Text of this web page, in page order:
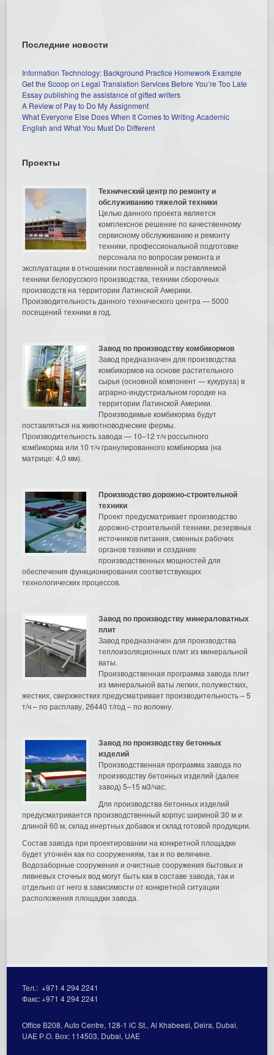
Последние новости
Information Technology: Background Practice Homework Example
Get the Scoop on Legal Translation Services Before You’re Too Late
Essay publishing the assistance of gifted writers
A Review of Pay to Do My Assignment
What Everyone Else Does When It Comes to Writing Academic
English and What You Must Do Different
Проекты
Технический центр по ремонту и
обслуживанию тяжелой техники
Целью данного проекта является
комплексное решение по качественному
сервисному обслуживанию и ремонту
техники, профессиональной подготовке
персонала по вопросам ремонта и
эксплуатации в отношении поставленной и поставляемой
техники белорусского производства, техники сборочных
производств на территории Латинской Америки.
Производительность данного технического центра — 5000
посещений техники в год.
Завод по производству комбикормов
Завод предназначен для производства
комбикормов на основе растительного
сырья (основной компонент — кукуруза) в
аграрно-индустриальном городке на
территории Латинской Америки.
Производимые комбикорма будут
поставляться на животноводческие фермы.
Производительность завода — 10–12 т/ч россыпного
комбикорма или 10 т/ч гранулированного комбикорма (на
матрице: 4,0 мм).
Производство дорожно-строительной
техники
Проект предусматривает производство
дорожно-строительной техники, резервных
источников питания, сменных рабочих
органов техники и создание
производственных мощностей для
обеспечения функционирования соответствующих
технологических процессов.
Завод по производству минераловатных
плит
Завод предназначен для производства
теплоизоляционных плит из минеральной
ваты.
Производственная программа завода плит
из минеральной ваты легких, полужестких,
жестких, сверхжестких предусматривает производительность – 5
т/ч – по расплаву, 26440 т/год – по волокну.
Завод по производству бетонных
изделий
Производственная программа завода по
производству бетонных изделий (далее
завод) 5–15 м3/час.
Для производства бетонных изделий
предусматривается производственный корпус шириной 30 м и
длиной 60 м, склад инертных добавок и склад готовой продукции.
Состав завода при проектировании на конкретной площадке
будет уточнён как по сооружениям, так и по величине.
Водозаборные сооружения и очистные сооружения бытовых и
ливневых сточных вод могут быть как в составе завода, так и
отдельно от него в зависимости от конкретной ситуации
расположения площадки завода.
Тел.:+971 4 294 2241
Факс:+971 4 294 2241
Office В208, Auto Centre, 128-1 lC St., Al Кhabeesi, Deira, Dubai,
UAE Р.О. Вох: 114503, Dubai, UAE